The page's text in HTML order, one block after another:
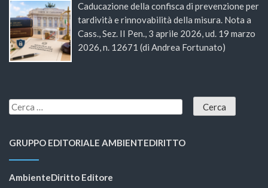
Caducazione della confisca di prevenzione per
tardività e rinnovabilità della misura. Nota a
Cass., Sez. II Pen., 3 aprile 2026, ud. 19 marzo
2026, n. 12671 (di Andrea Fortunato)
GRUPPO EDITORIALE AMBIENTEDIRITTO
AmbienteDiritto Editore